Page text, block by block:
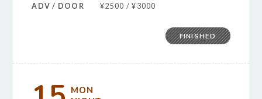
ADV / DOOR ¥2500 / ¥3000
FINISHED
MON